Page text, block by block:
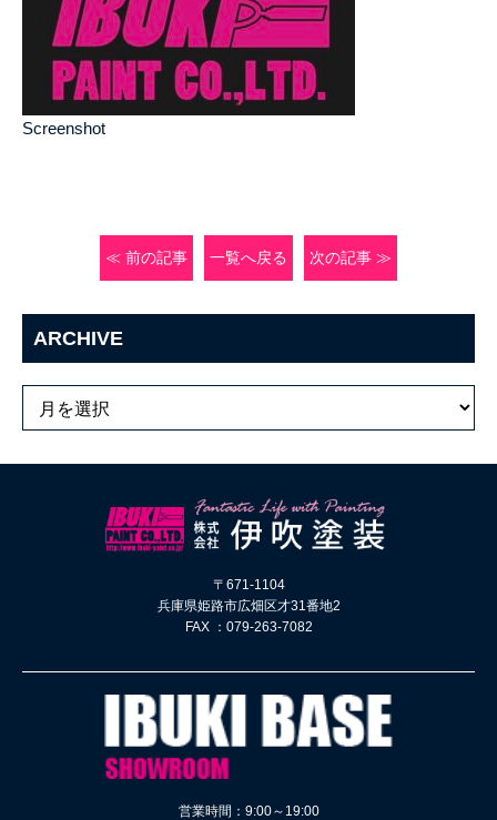
Screenshot
≪ 前の記事 一覧へ戻る 次の記事 ≫
ARCHIVE
〒671-1104
兵庫県姫路市広畑区才31番地2
FAX ：079-263-7082
営業時間：9:00～19:00